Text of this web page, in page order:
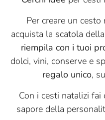
Per creare un
acquista la scatola
riempila con i tuoi
dolci, vini, conserve e
regalo unico,
Con i cesti natalizi
sapore della